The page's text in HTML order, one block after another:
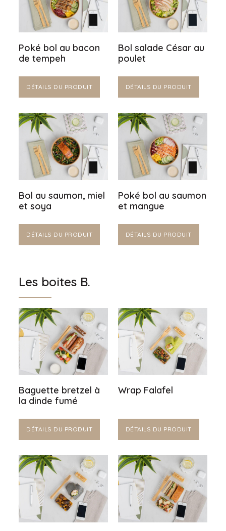
Poké bol au bacon
de tempeh
DÉTAILS DU PRODUIT
Bol salade César au
poulet
DÉTAILS DU PRODUIT
Bol au saumon, miel
et soya
DÉTAILS DU PRODUIT
Poké bol au saumon
et mangue
DÉTAILS DU PRODUIT
Les boites B.
Baguette bretzel à
la dinde fumé
DÉTAILS DU PRODUIT
Wrap Falafel
DÉTAILS DU PRODUIT